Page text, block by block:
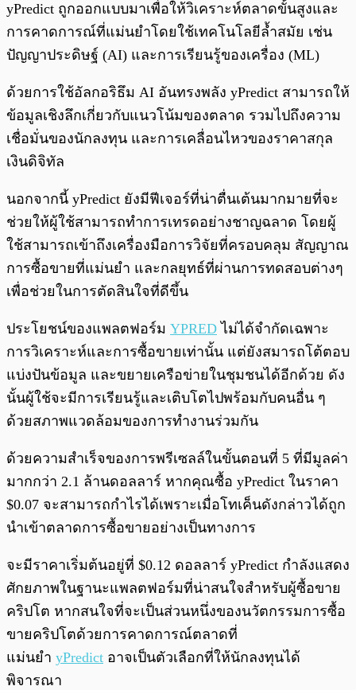
yPredict ถูกออกแบบมาเพื่อให้วิเคราะห์ตลาดขั้นสูงและ
การคาดการณ์ที่แม่นยำโดยใช้เทคโนโลยีล้ำสมัย เช่น
ปัญญาประดิษฐ์ (AI) และการเรียนรู้ของเครื่อง (ML)
ด้วยการใช้อัลกอริธึม AI อันทรงพลัง yPredict สามารถให้
ข้อมูลเชิงลึกเกี่ยวกับแนวโน้มของตลาด รวมไปถึงความ
เชื่อมั่นของนักลงทุน และการเคลื่อนไหวของราคาสกุล
เงินดิจิทัล
นอกจากนี้ yPredict ยังมีฟีเจอร์ที่น่าตื่นเต้นมากมายที่จะ
ช่วยให้ผู้ใช้สามารถทำการเทรดอย่างชาญฉลาด โดยผู้
ใช้สามารถเข้าถึงเครื่องมือการวิจัยที่ครอบคลุม สัญญาณ
การซื้อขายที่แม่นยำ และกลยุทธ์ที่ผ่านการทดสอบต่างๆ
เพื่อช่วยในการตัดสินใจที่ดีขึ้น
ประโยชน์ของแพลตฟอร์ม YPRED ไม่ได้จำกัดเฉพาะ
การวิเคราะห์และการซื้อขายเท่านั้น แต่ยังสมารถโต้ตอบ
แบ่งปันข้อมูล และขยายเครือข่ายในชุมชนได้อีกด้วย ดัง
นั้นผู้ใช้จะมีการเรียนรู้และเติบโตไปพร้อมกับคนอื่น ๆ
ด้วยสภาพแวดล้อมของการทำงานร่วมกัน
ด้วยความสำเร็จของการพรีเซลล์ในขั้นตอนที่ 5 ที่มีมูลค่า
มากกว่า 2.1 ล้านดอลลาร์ หากคุณซื้อ yPredict ในราคา
$0.07 จะสามารถกำไรได้เพราะเมื่อโทเค็นดังกล่าวได้ถูก
นำเข้าตลาดการซื้อขายอย่างเป็นทางการ
จะมีราคาเริ่มต้นอยู่ที่ $0.12 ดอลลาร์ yPredict กำลังแสดง
ศักยภาพในฐานะแพลตฟอร์มที่น่าสนใจสำหรับผู้ซื้อขาย
คริปโต หากสนใจที่จะเป็นส่วนหนึ่งของนวัตกรรมการซื้อ
ขายคริปโตด้วยการคาดการณ์ตลาดที่
แม่นยำ yPredict อาจเป็นตัวเลือกที่ให้นักลงทุนได้
พิจารณา